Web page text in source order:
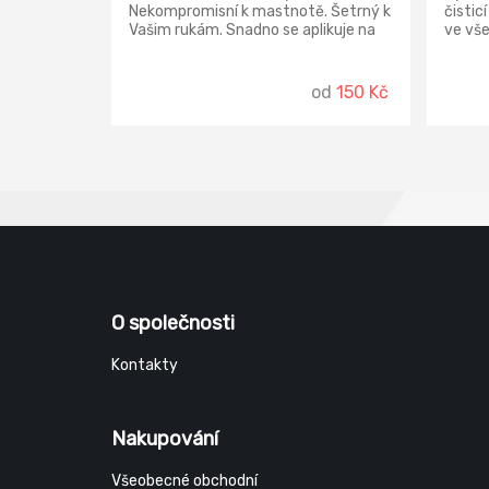
Nekompromisní k mastnotě. Šetrný k
Vašim rukám. Snadno se aplikuje na
od 150 Kč
čisticí
ve
O společnosti
Kontakty
Nakupování
Všeobecné obchodní